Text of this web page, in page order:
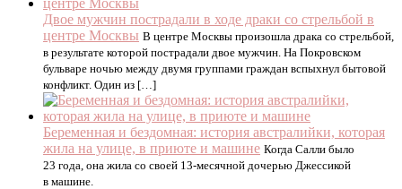
Двое мужчин пострадали в ходе драки со стрельбой в
центре Москвы В центре Москвы произошла драка со стрельбой,
в результате которой пострадали двое мужчин. На Покровском
бульваре ночью между двумя группами граждан вспыхнул бытовой
конфликт. Один из […]
Беременная и бездомная: история австралийки, которая
жила на улице, в приюте и машине Когда Салли было
23 года, она жила со своей 13-месячной дочерью Джессикой
в машине.